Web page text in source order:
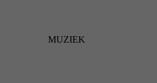
MUZIEK